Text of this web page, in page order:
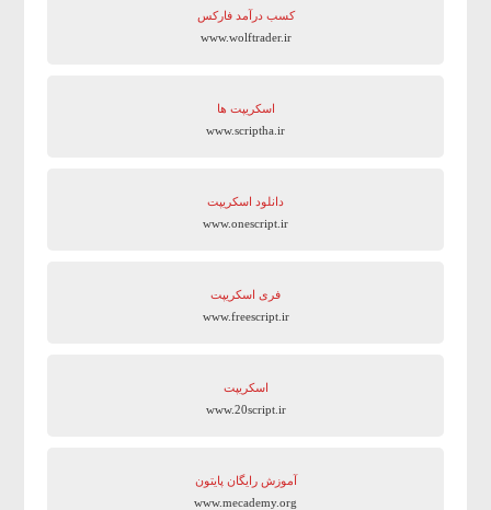
کسب درآمد فارکس
www.wolftrader.ir
اسکریپت ها
www.scriptha.ir
دانلود اسکریپت
www.onescript.ir
فری اسکریپت
www.freescript.ir
اسکریپت
www.20script.ir
آموزش رایگان پایتون
www.mecademy.org